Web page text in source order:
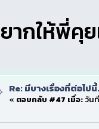
ากให้พี่คุ
Re: มีบางเรื่องที่ต่อไป
« ตอบกลับ #47 เมื่อ:วันที่